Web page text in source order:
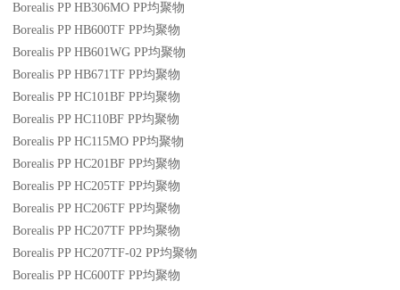
Borealis PP HB306MO PP均聚物
Borealis PP HB600TF PP均聚物
Borealis PP HB601WG PP均聚物
Borealis PP HB671TF PP均聚物
Borealis PP HC101BF PP均聚物
Borealis PP HC110BF PP均聚物
Borealis PP HC115MO PP均聚物
Borealis PP HC201BF PP均聚物
Borealis PP HC205TF PP均聚物
Borealis PP HC206TF PP均聚物
Borealis PP HC207TF PP均聚物
Borealis PP HC207TF-02 PP均聚物
Borealis PP HC600TF PP均聚物